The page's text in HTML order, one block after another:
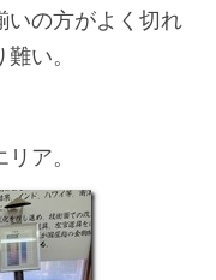
いの方がよく切れ
い。
ア。